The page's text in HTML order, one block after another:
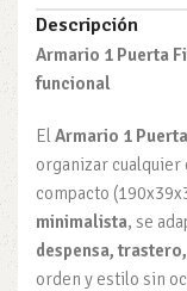
Descripción
Armario 1 Puerta
funcional
ElArmario 1
organizar cualquier
compacto
minimalista, se
despensa,
orden y estilo sin